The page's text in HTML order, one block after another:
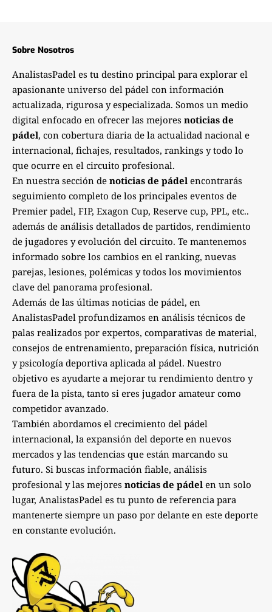
Sobre Nosotros
AnalistasPadel es tu destino principal para explorar el
apasionante universo del pádel con información
actualizada, rigurosa y especializada. Somos un medio
digital enfocado en ofrecer las mejores noticias de
pádel, con cobertura diaria de la actualidad nacional e
internacional, fichajes, resultados, rankings y todo lo
que ocurre en el circuito profesional.
En nuestra sección de noticias de pádel encontrarás
seguimiento completo de los principales eventos de
Premier padel, FIP, Exagon Cup, Reserve cup, PPL, etc..
además de análisis detallados de partidos, rendimiento
de jugadores y evolución del circuito. Te mantenemos
informado sobre los cambios en el ranking, nuevas
parejas, lesiones, polémicas y todos los movimientos
clave del panorama profesional.
Además de las últimas noticias de pádel, en
AnalistasPadel profundizamos en análisis técnicos de
palas realizados por expertos, comparativas de material,
consejos de entrenamiento, preparación física, nutrición
y psicología deportiva aplicada al pádel. Nuestro
objetivo es ayudarte a mejorar tu rendimiento dentro y
fuera de la pista, tanto si eres jugador amateur como
competidor avanzado.
También abordamos el crecimiento del pádel
internacional, la expansión del deporte en nuevos
mercados y las tendencias que están marcando su
futuro. Si buscas información fiable, análisis
profesional y las mejores noticias de pádel en un solo
lugar, AnalistasPadel es tu punto de referencia para
mantenerte siempre un paso por delante en este deporte
en constante evolución.